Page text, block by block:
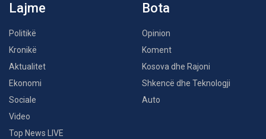
Lajme
Politikë
Kronikë
Aktualitet
Ekonomi
Sociale
Video
Top News LIVE
Bota
Opinion
Koment
Kosova dhe Rajoni
Shkencë dhe Teknologji
Auto